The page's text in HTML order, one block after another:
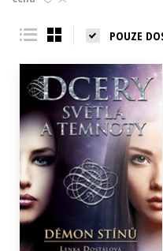
Young adult (SK)
POUZE